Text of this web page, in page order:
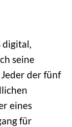
digital,
seine
der fünf
eines
für